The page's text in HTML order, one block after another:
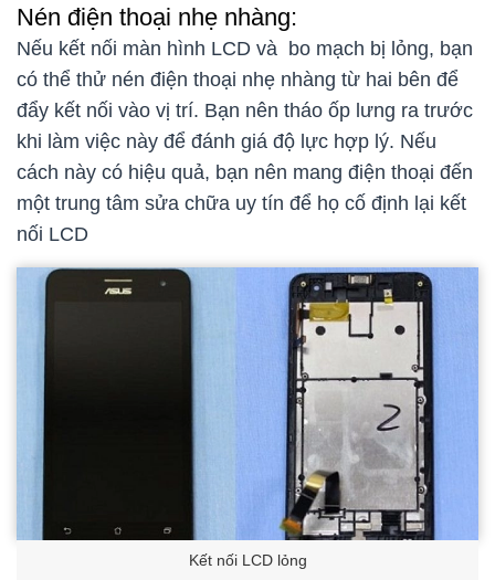
Nén điện thoại nhẹ nhàng:
Nếu kết nối màn hình LCD và bo mạch bị lỏng, bạn
có thể thử nén điện thoại nhẹ nhàng từ hai bên để
đẩy kết nối vào vị trí. Bạn nên tháo ốp lưng ra trước
khi làm việc này để đánh giá độ lực hợp lý. Nếu
cách này có hiệu quả, bạn nên mang điện thoại đến
một trung tâm sửa chữa uy tín để họ cố định lại kết
nối LCD
Kết nối LCD lỏng